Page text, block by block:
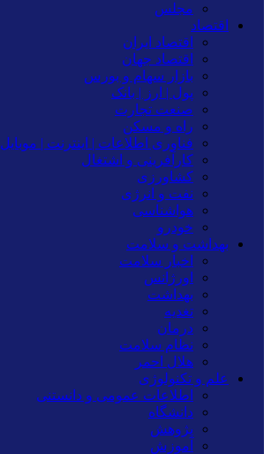
مجلس
اقتصاد
اقتصاد ایران
اقتصاد جهان
بازار سهام و بورس
پول | ارز | بانک
صنعت تجارت
راه و مسکن
فناوری اطلاعات | اینترنت | موبایل
کارآفرینی و اشتغال
کشاورزی
نفت و انرژی
هواشناسی
خودرو
بهداشت و سلامت
اخبار سلامت
اورژانس
بهداشت
تغدیه
درمان
نظام سلامت
هلال احمر
علم و تکنولوژی
اطلاعات عمومی و دانستنی
دانشگاه
پژوهش
آموزش